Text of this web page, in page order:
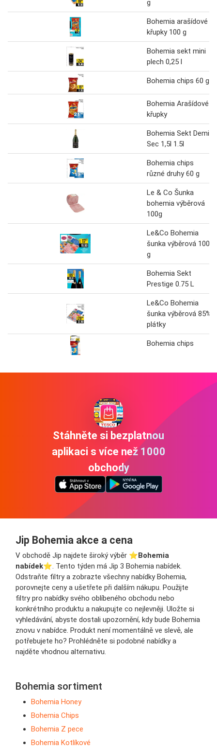
g
Bohemia arašídové
křupky 100 g
Bohemia sekt mini
plech 0,25 l
Bohemia chips 60 g
Bohemia Arašídové
křupky
Bohemia Sekt Demi
Sec 1,5l 1.5l
Bohemia chips
různé druhy 60 g
Le & Co Šunka
bohemia výběrová
100g
Le&Co Bohemia
šunka výběrová 100
g
Bohemia Sekt
Prestige 0.75 L
Le&Co Bohemia
šunka výběrová 85%
plátky
Bohemia chips
Stáhněte si bezplatnou
aplikaci s více než 1000
obchody
Jip Bohemia akce a cena
V obchodě Jip najdete široký výběr ⭐️Bohemia
nabídek⭐️. Tento týden má Jip 3 Bohemia nabídek.
Odstraňte filtry a zobrazte všechny nabídky Bohemia,
porovnejte ceny a ušetřete při dalším nákupu. Použijte
filtry pro nabídky svého oblíbeného obchodu nebo
konkrétního produktu a nakupujte co nejlevněji. Uložte si
vyhledávání, abyste dostali upozornění, kdy bude Bohemia
znovu v nabídce. Produkt není momentálně ve slevě, ale
potřebujete ho? Prohlédněte si podobné nabídky a
najděte vhodnou alternativu.
Bohemia sortiment
Bohemia Honey
Bohemia Chips
Bohemia Z pece
Bohemia Kotlíkové